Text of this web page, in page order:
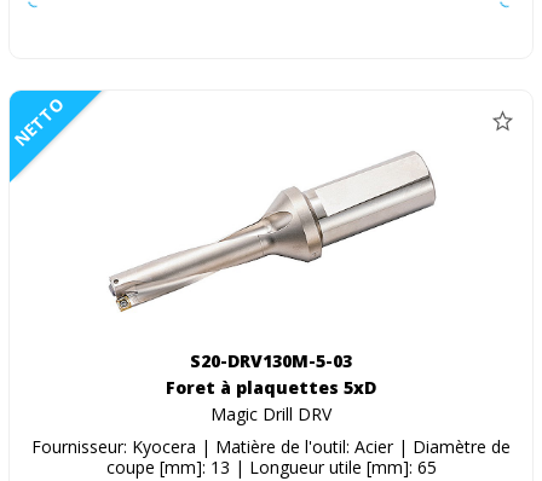
NETTO
S20-DRV130M-5-03
Foret à plaquettes 5xD
Magic Drill DRV
Fournisseur: Kyocera | Matière de l'outil: Acier | Diamètre de
coupe [mm]: 13 | Longueur utile [mm]: 65